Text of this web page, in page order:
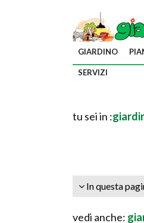
GIARDINO
SERVIZI
tu sei in :
In questa
vedi anche: